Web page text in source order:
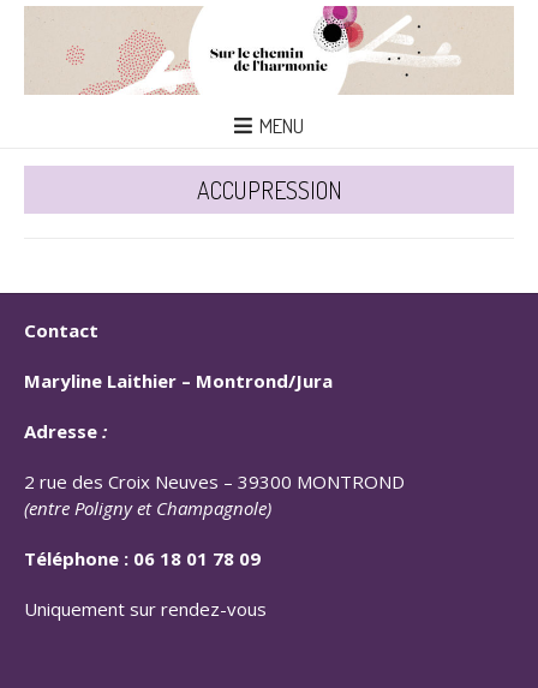
MENU
ACCUPRESSION
Contact
Maryline Laithier – Montrond/Jura
Adresse :
2 rue des Croix Neuves – 39300 MONTROND
(entre Poligny et Champagnole)
Téléphone : 06 18 01 78 09
Uniquement sur rendez-vous